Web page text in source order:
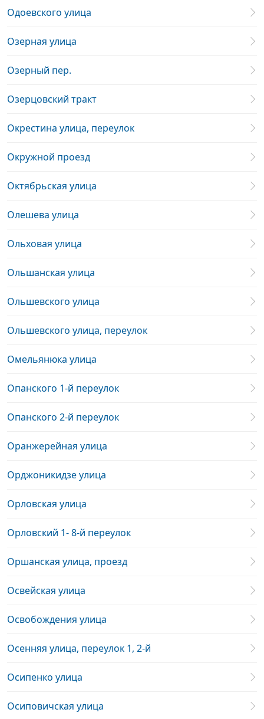
Одоевского улица
Озерная улица
Озерный пер.
Озерцовский тракт
Окрестина улица, переулок
Окружной проезд
Октябрьская улица
Олешева улица
Ольховая улица
Ольшанская улица
Ольшевского улица
Ольшевского улица, переулок
Омельянюка улица
Опанского 1-й переулок
Опанского 2-й переулок
Оранжерейная улица
Орджоникидзе улица
Орловская улица
Орловский 1- 8-й переулок
Оршанская улица, проезд
Освейская улица
Освобождения улица
Осенняя улица, переулок 1, 2-й
Осипенко улица
Осиповичская улица